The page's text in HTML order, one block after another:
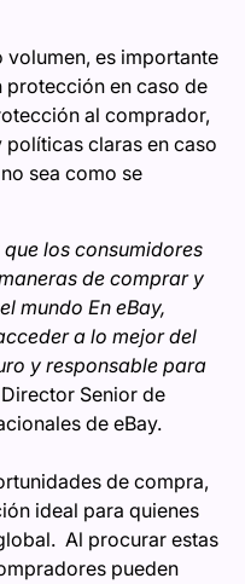
volumen, es importante
en caso de
al comprador,
claras en caso
sea como se
los consumidores
de comprar y
mundo En eBay,
a lo mejor del
y responsable para
Senior de
de eBay.
de compra,
ideal para quienes
Al procurar estas
pueden